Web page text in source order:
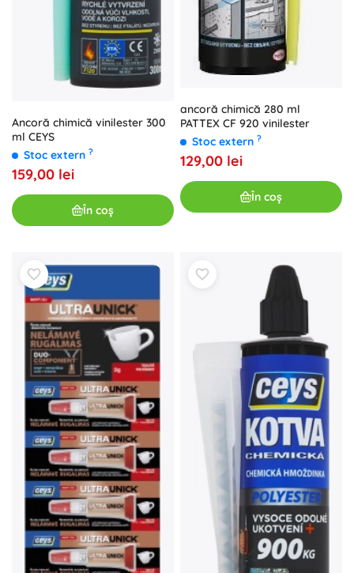
Ancoră chimică vinilester 300
ml CEYS
Stoc extern ?
159,00 lei
În coș
ancoră chimică 280 ml
PATTEX CF 920 vinilester
Stoc extern ?
129,00 lei
În coș